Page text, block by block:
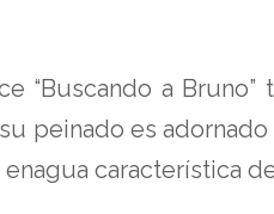
“Buscando a
peinado es
característica